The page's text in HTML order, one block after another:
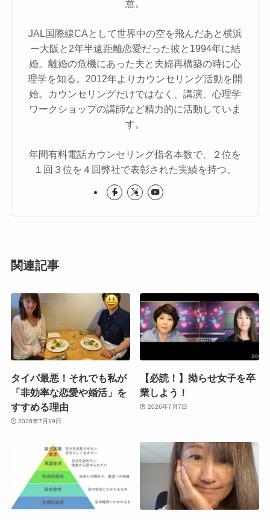
意。
JAL国際線CAとして世界中の空を飛んだあと横浜
ー大阪と2年半遠距離恋愛だった彼と1994年に結
婚。離婚の危機にあった夫と夫婦再構築の時に心
理学を知る。2012年よりカウンセリング活動を開
始。カウンセリングだけではなく、講演、心理学
ワークショップの講師など精力的に活動していま
す。
年間有料電話カウンセリング指名本数で、２位を
１回３位を４回弊社で表彰された実績を持つ。
関連記事
タイパ最悪！それでも私が
「非効率な恋愛や婚活」を
すすめる理由
2026年7月19日
【必読！】拗らせ女子を卒
業しよう！
2026年7月7日